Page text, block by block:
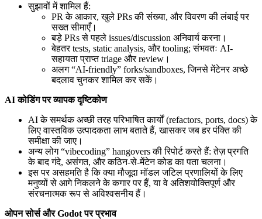
सुझावों में शामिल हैं:
PR के आकार, खुले PRs की संख्या, और विवरण की लंबाई पर
सख्त सीमाएँ।
बड़े PRs से पहले issues/discussion अनिवार्य करना।
बेहतर tests, static analysis, और tooling; संभवतः AI-
सहायता प्राप्त triage और review।
अलग “AI-friendly” forks/sandboxes, जिनसे मेंटेनर अच्छे
बदलाव चुनकर शामिल कर सकें।
AI कोडिंग पर व्यापक दृष्टिकोण
AI के समर्थक अच्छी तरह परिभाषित कार्यों (refactors, ports, docs) के
लिए वास्तविक उत्पादकता लाभ बताते हैं, खासकर जब हर पंक्ति की
समीक्षा की जाए।
अन्य लोग “vibecoding” hangovers की रिपोर्ट करते हैं: तेज़ प्रगति
के बाद गंदे, असंगत, और कठिन-से-मेंटेन कोड का पता चलना।
इस पर असहमति है कि क्या मौजूदा मॉडल जटिल प्रणालियों के लिए
मनुष्यों से आगे निकलने के कगार पर हैं, या वे अतिशयोक्तिपूर्ण और
संरचनात्मक रूप से अविश्वसनीय हैं।
ओपन सोर्स और Godot पर प्रभाव